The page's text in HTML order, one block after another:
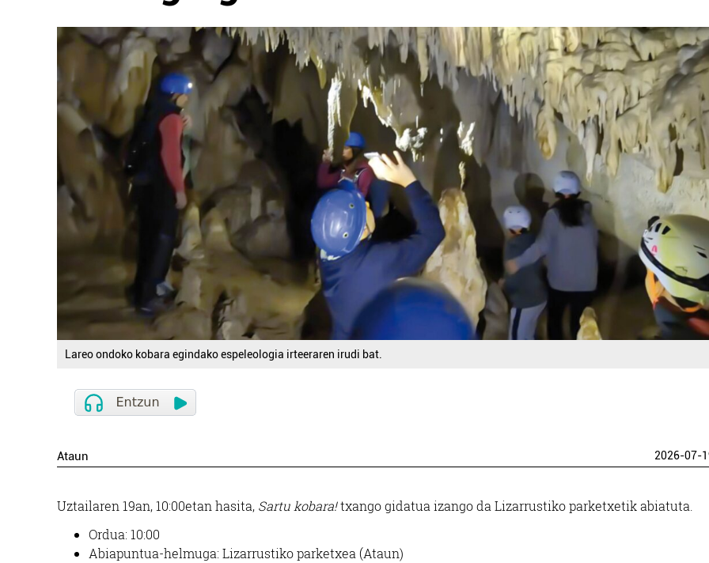
Lareo ondoko kobara egindako espeleologia irteeraren irudi bat.
Ataun 2026-07-
Uztailaren 19an, 10:00etan hasita, Sartu kobara!txango gidatua izango da Lizarrustiko parketxetik abiatuta.
Ordua: 10:00
Abiapuntua-helmuga: Lizarrustiko parketxea (Ataun)